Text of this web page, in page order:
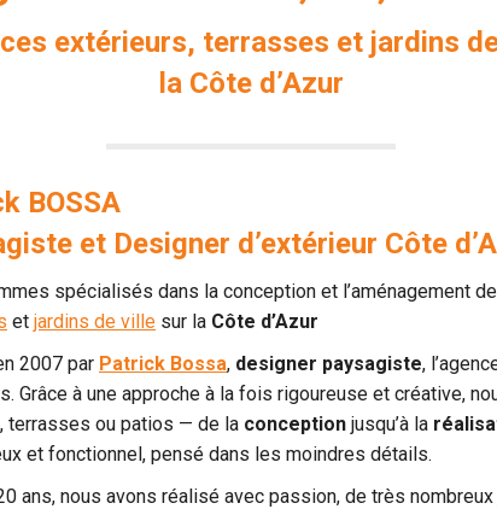
extérieurs, terrasses et jardins
la Côte d’Azur
BOSSA
et Designer d’extérieur Côte
spécialisés dans la conception et l’aménagement
et jardins de ville sur la Côte d’Azur
2007 par Patrick Bossa, designer paysagiste,
Grâce à une approche à la fois rigoureuse et créative,
terrasses ou patios — de la conception jusqu’à la
et fonctionnel, pensé dans les moindres détails.
ans, nous avons réalisé avec passion, de très